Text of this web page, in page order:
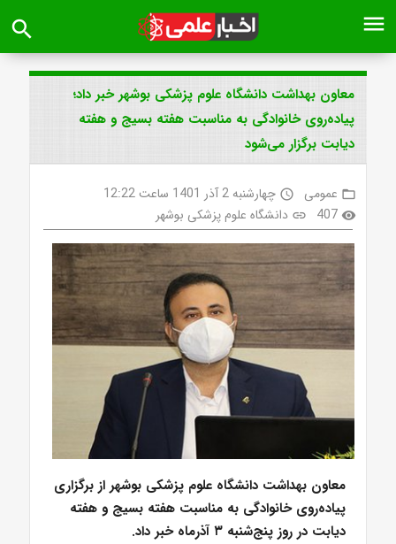
menu
search
معاون بهداشت دانشگاه علوم پزشکی بوشهر خبر داد؛
پیاده‌روی خانوادگی به مناسبت هفته بسیج و هفته
دیابت برگزار می‌شود
folder_open عمومی access_time چهارشنبه 2 آذر 1401 ساعت 12:22
visibility
407
link دانشگاه علوم پزشکی بوشهر
معاون بهداشت دانشگاه علوم پزشکی بوشهر از برگزاری
پیاده‌روی خانوادگی به مناسبت هفته بسیج و هفته
دیابت در روز پنج‌شنبه ۳ آذرماه خبر داد.